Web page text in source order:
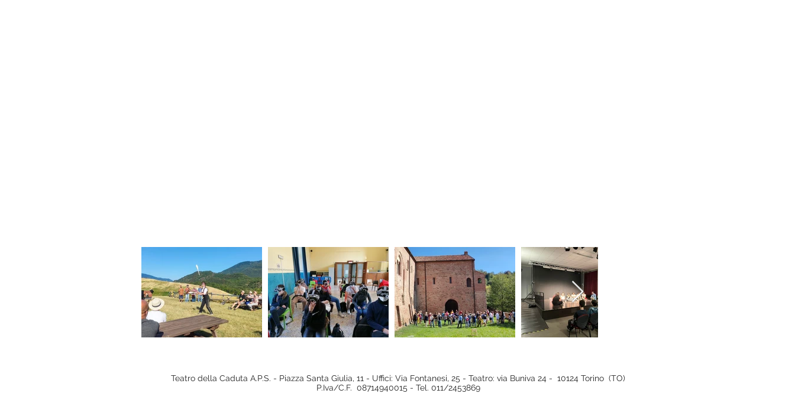
Teatro della Caduta A.P.S. - Piazza Santa Giulia, 11 - Uffici: Via Fontanesi, 25 - Teatro: via Buniva 24 - 10124 Torino (TO)
P.Iva/C.F. 08714940015 - Tel. 011/2453869